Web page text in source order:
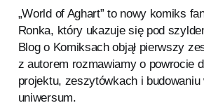
„World of Aghart” to nowy komiks
Ronka, który ukazuje się pod
Blog o Komiksach objął pierwszy
z autorem rozmawiamy o powrocie
projektu, zeszytówkach i budowaniu
uniwersum.